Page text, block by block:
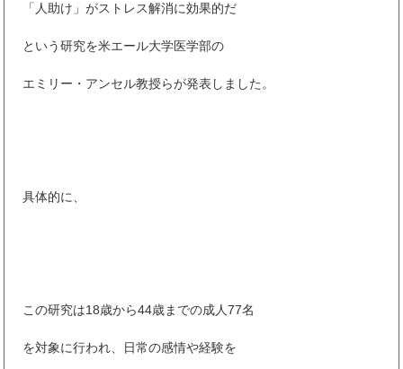
「人助け」がストレス解消に効果的だ
という研究を米エール大学医学部の
エミリー・アンセル教授らが発表しました。
具体的に、
この研究は18歳から44歳までの成人77名
を対象に行われ、日常の感情や経験を